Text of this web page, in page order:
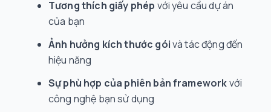
Tương thích giấy phép với yêu cầu dự án
của bạn
Ảnh hưởng kích thước góivà tác động đến
hiệu năng
Sự phù hợp của phiên bản frameworkvới
công nghệ bạn sử dụng